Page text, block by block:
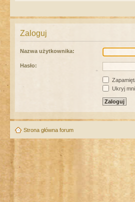
Zaloguj
Nazwa użytkownika:
Hasło:
Ukryj
Strona główna forum